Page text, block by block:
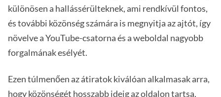
különösen a hallássérülteknek, ami rendkívül fontos,
és további közönség számára is megnyitja az ajtót, így
növelve a YouTube-csatorna és a weboldal nagyobb
forgalmának esélyét.
Ezen túlmenően az átiratok kiválóan alkalmasak arra,
hogy közönségét hosszabb ideig az oldalon tartsa,